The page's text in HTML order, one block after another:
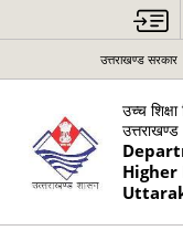
उत्तराखण्ड सरकार
उच्च शिक्षा
उत्तराखण्ड
Higher